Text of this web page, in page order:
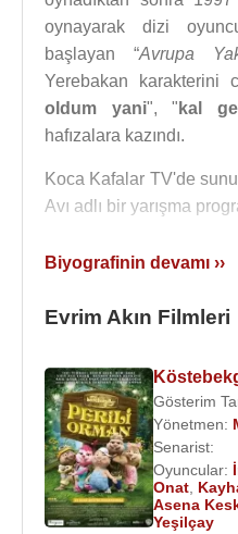
oynayarak dizi
başlayan “Avrupa
Yerebakan karakterini
oldum yani", " kal
hafızalara kazındı.
Koca Kafalar TV'de
Avı adlı bir yarışma
Sezer,
sundu.
Evrim Akın, 1997
Gezen Sanat
sırada tanıştığıÜmit
sadece 6 ay devam etti
Biyografinin devamı ››
Evrim Akın Filmleri
Gösterim
Yönetmen:
Senarist:
Oyuncular:
Onat
Asena
Yeşilçay